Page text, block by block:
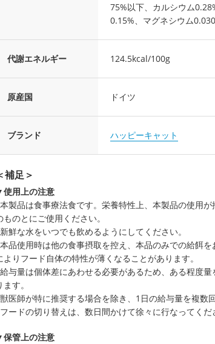
75%以下、カルシウム
0.15%、マグネシウム
代謝エネルギー 124.5kcal/100g
原産国 ドイツ
ブランド ハッピーキャット
補足＞
使用上の注意
製品は食事療法食です。栄養特性上、本製品の使用
ものとにご使用ください。
鮮な水をいつでも飲めるようにしてください。
品使用時は他の食事摂取を控え、本品のみでの給餌
よりフード自体の特性が薄くなることがあります。
与量は個体差にあわせる必要があるため、ある程度
ます。
医師が特に推奨する場合を除き、1日の給与量を複数
ードの切り替えは、数日間かけて徐々に行なってくだ
保管上の注意